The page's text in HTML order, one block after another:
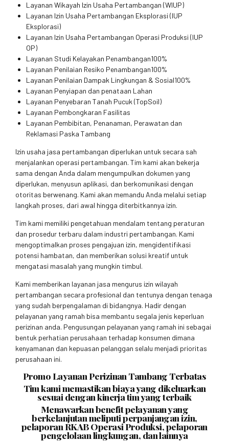
Layanan Wikayah Izin Usaha Pertambangan (WIUP)
Layanan Izin Usaha Pertambangan Eksplorasi (IUP
Eksplorasi)
Layanan Izin Usaha Pertambangan Operasi Produksi (IUP
OP)
Layanan Studi Kelayakan Penambangan100%
Layanan Penilaian Resiko Penambangan100%
Layanan Penilaian Dampak Lingkungan & Sosial100%
Layanan Penyiapan dan penataan Lahan
Layanan Penyebaran Tanah Pucuk (TopSoil)
Layanan Pembongkaran Fasilitas
Layanan Pembibitan, Penanaman, Perawatan dan
Reklamasi Paska Tambang
Izin usaha jasa pertambangan diperlukan untuk secara sah
menjalankan operasi pertambangan. Tim kami akan bekerja
sama dengan Anda dalam mengumpulkan dokumen yang
diperlukan, menyusun aplikasi, dan berkomunikasi dengan
otoritas berwenang. Kami akan memandu Anda melalui setiap
langkah proses, dari awal hingga diterbitkannya izin.
Tim kami memiliki pengetahuan mendalam tentang peraturan
dan prosedur terbaru dalam industri pertambangan. Kami
mengoptimalkan proses pengajuan izin, mengidentifikasi
potensi hambatan, dan memberikan solusi kreatif untuk
mengatasi masalah yang mungkin timbul.
Kami memberikan layanan jasa mengurus izin wilayah
pertambangan secara profesional dan tentunya dengan tenaga
yang sudah berpengalaman di bidangnya. Hadir dengan
pelayanan yang ramah bisa membantu segala jenis keperluan
perizinan anda. Pengusungan pelayanan yang ramah ini sebagai
bentuk perhatian perusahaan terhadap konsumen dimana
kenyamanan dan kepuasan pelanggan selalu menjadi prioritas
perusahaan ini.
Promo Layanan Perizinan Tambang Terbatas
Tim kami memastikan biaya yang dikeluarkan
sesuai dengan kinerja tim yang terbaik
Menawarkan benefit pelayanan yang
berkelanjutan meliputi perpanjangan izin,
pelaporan RKAB Operasi Produksi, pelaporan
pengelolaan lingkungan, dan lainnya